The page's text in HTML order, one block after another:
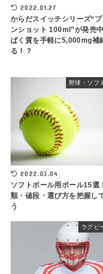
2022.01.27
からだスイッチシリーズ“プ
ンショット 100ml”が発売
ぱく質を手軽に5,000mg補
る！？
野球・ソフ
2022.03.04
ソフトボール用ボール15選
類・値段・選び方を把握し
う
ラグビ